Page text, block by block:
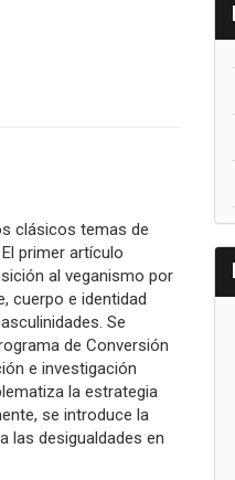
clásicos temas de
primer artículo
al veganismo por
cuerpo e identidad
Se
de Conversión
e investigación
la estrategia
se introduce la
las desigualdades en